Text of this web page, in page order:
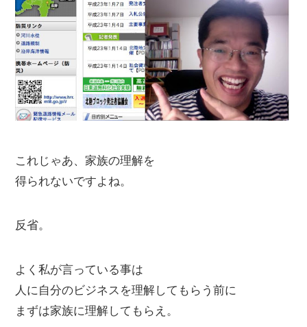
これじゃあ、家族の理解を
得られないですよね。
反省。
よく私が言っている事は
人に自分のビジネスを理解してもらう前に
まずは家族に理解してもらえ。